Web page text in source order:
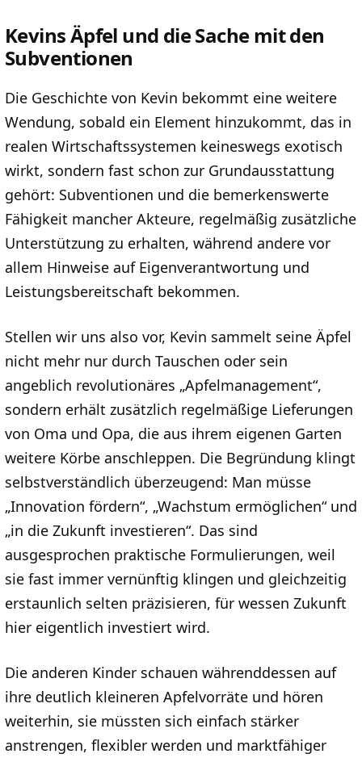
Kevins Äpfel und die Sache mit den
Subventionen
Die Geschichte von Kevin bekommt eine weitere
Wendung, sobald ein Element hinzukommt, das in
realen Wirtschaftssystemen keineswegs exotisch
wirkt, sondern fast schon zur Grundausstattung
gehört: Subventionen und die bemerkenswerte
Fähigkeit mancher Akteure, regelmäßig zusätzliche
Unterstützung zu erhalten, während andere vor
allem Hinweise auf Eigenverantwortung und
Leistungsbereitschaft bekommen.
Stellen wir uns also vor, Kevin sammelt seine Äpfel
nicht mehr nur durch Tauschen oder sein
angeblich revolutionäres „Apfelmanagement“,
sondern erhält zusätzlich regelmäßige Lieferungen
von Oma und Opa, die aus ihrem eigenen Garten
weitere Körbe anschleppen. Die Begründung klingt
selbstverständlich überzeugend: Man müsse
„Innovation fördern“, „Wachstum ermöglichen“ und
„in die Zukunft investieren“. Das sind
ausgesprochen praktische Formulierungen, weil
sie fast immer vernünftig klingen und gleichzeitig
erstaunlich selten präzisieren, für wessen Zukunft
hier eigentlich investiert wird.
Die anderen Kinder schauen währenddessen auf
ihre deutlich kleineren Apfelvorräte und hören
weiterhin, sie müssten sich einfach stärker
anstrengen, flexibler werden und marktfähiger